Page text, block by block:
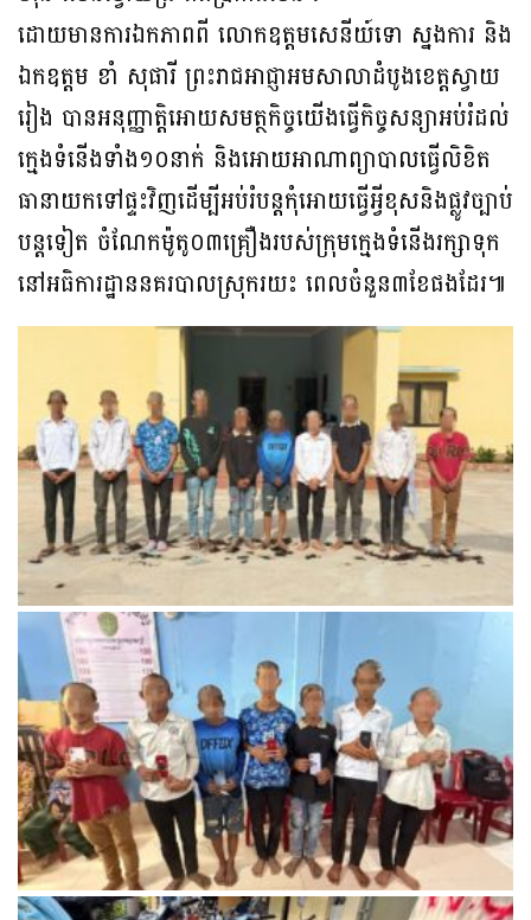
ដោយមានការឯកភាពពី លោកឧត្តមសេនីយ៍ទោ ស្នងការ និង
ឯកឧត្តម ខាំ សុផារី ព្រះរាជអាជ្ញាអមសាលាដំបូងខេត្តស្វាយ
រៀង បានអនុញ្ញាតិ្តអោយសមត្ថកិច្ចយើងធ្វើកិច្ចសន្យាអប់រំដល់
ក្មេងទំនើងទាំង១០នាក់ និងអោយអាណាព្យាបាលធ្វើលិខិត
ធានាយកទៅផ្ទះវិញដើម្បីអប់រំបន្តកុំអោយធ្វើអ្វីខុសនិងផ្លូវច្បាប់
បន្តទៀត ចំណែកម៉ូតូ០៣គ្រឿងរបស់ក្រុមក្មេងទំនើងរក្សាទុក
នៅអធិការដ្ឋាននគរបាលស្រុករយះ ពេលចំនួន៣ខែផងដែរ៕